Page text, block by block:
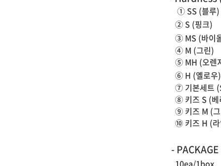
① SS (블루)
② S (핑크)
③ MS (바이
④ M (그린)
⑤ MH (오렌
⑥ H (옐로우)
⑦ 기본세트
⑧ 키즈 S (베
⑨ 키즈 M (
⑩ 키즈 H (
- PACKAGE
10ea/1box